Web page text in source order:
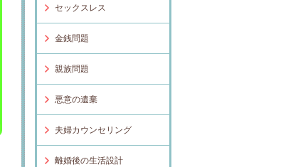
セックスレス
金銭問題
親族問題
悪意の遺棄
夫婦カウンセリング
離婚後の生活設計